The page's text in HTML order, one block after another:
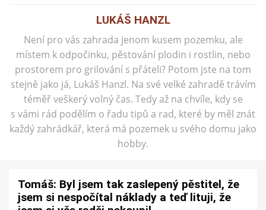
LUKÁŠ HANZL
Není pro vás zahrada jenom kusem pozemku, ale
místem k odpočinku, pěstování plodin i rostlin, nebo
prostorem pro grilování s přáteli? Potom jste na tom
stejně jako já, Lukáš Hanzl. Na své velké zahradě trávím
téměř veškerý volný čas. Tedy až na chvíle, kdy se
s vámi rád podělím o řadu tipů a rad, které by měl znát
každý zahrádkář, která má pozemek u svého domu jako
hobby.
Tomáš: Byl jsem tak zaslepený pěstitel, že
jsem si nespočítal náklady a teď lituji, že